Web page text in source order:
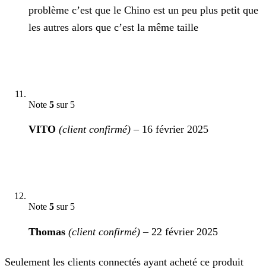
problème c’est que le Chino est un peu plus petit que
les autres alors que c’est la même taille
Note 5 sur 5
VITO (client confirmé) – 16 février 2025
Note 5 sur 5
Thomas (client confirmé) – 22 février 2025
Seulement les clients connectés ayant acheté ce produit